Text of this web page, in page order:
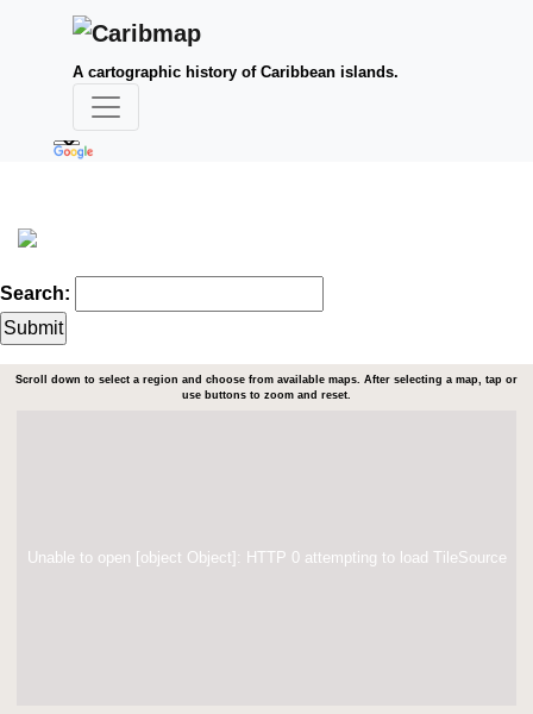
A cartographic history of Caribbean islands.
Search:
Scroll down to select a region and choose from available maps. After selecting a map, tap or
use buttons to zoom and reset.
Unable to open [object Object]: HTTP 0 attempting to load TileSource